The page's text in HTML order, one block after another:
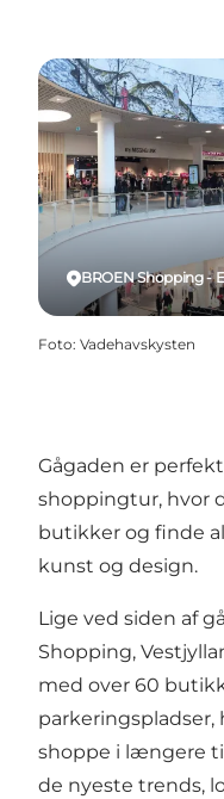
BROEN Shopping -
Foto: Vadehavskysten
Gågaden er
shoppingtur, hvor
butikker og finde
kunst og design.
Lige ved siden af
Shopping,
med over 60
shoppe i længere
de nyeste trends,